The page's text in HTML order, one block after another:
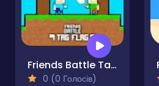
Friends Battle Tag Flag
0 (0 Голосів)